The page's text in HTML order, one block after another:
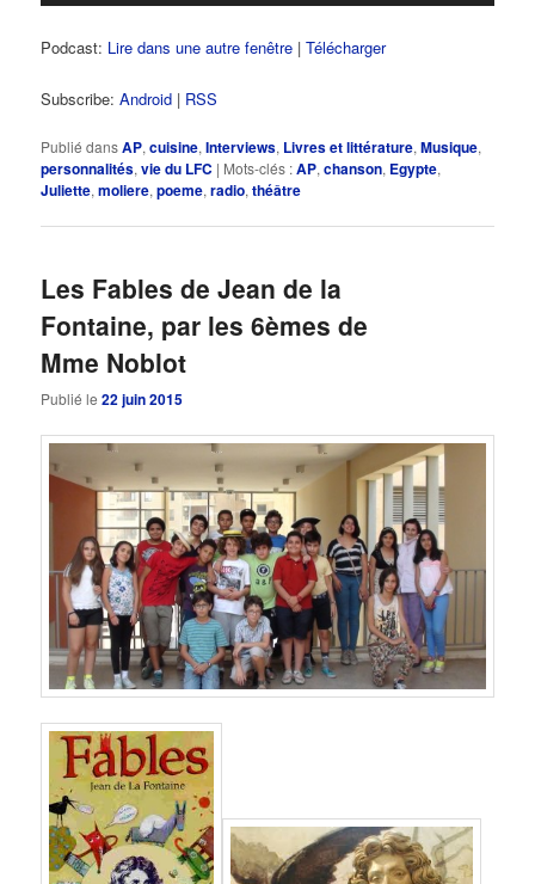
Podcast: Lire dans une autre fenêtre |Télécharger
Subscribe:Android | RSS
Publié dansAP,cuisine,Interviews, Livres et littérature,Musique,
personnalités,vie du LFC | Mots-clés :AP,chanson, Egypte,
Juliette,moliere,poeme,radio,théâtre
Les Fables de Jean de la
Fontaine, par les 6èmes de
Mme Noblot
Publié le22 juin 2015